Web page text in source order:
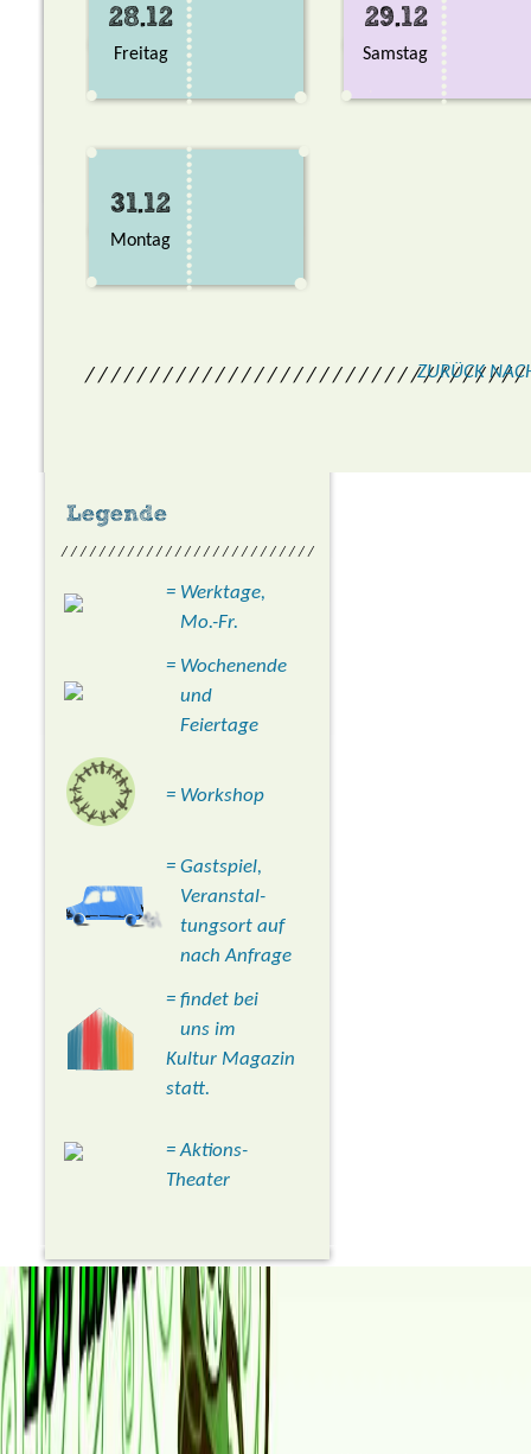
28.12
Freitag
29.12
Samstag
31.12
Montag
/ / / / / / / / / / / / / / / / / / / / / / / / / / / / / / / / / /
ZURÜCK
/ / / / / / / / / / / / / / / / / / / / / / / / / / /
= Werktage,
Mo.-Fr.
= Wochenende
und
Feiertage
= Workshop
= Gastspiel,
Veranstal-
tungsort auf
nach Anfrage
= findet bei
uns im
Kultur Magazin
statt.
= Aktions-
Theater